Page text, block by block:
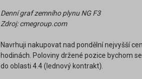
Denní graf zemního plynu NG F3
Zdroj: cmegroup.com
Navrhuji nakupovat nad pondělní nejvyšší
hodinách. Poloviny držené pozice bychom
do oblasti 4.4 (lednový kontrakt).